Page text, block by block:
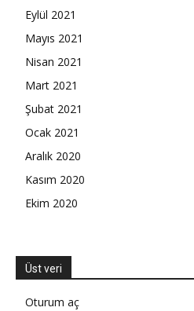
Eylül 2021
Mayıs 2021
Nisan 2021
Mart 2021
Şubat 2021
Ocak 2021
Aralık 2020
Kasım 2020
Ekim 2020
Üst veri
Oturum aç